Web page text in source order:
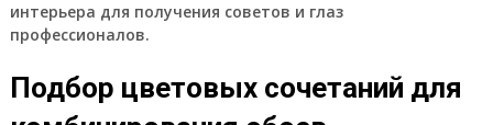
интерьера для получения советов и глаз
профессионалов.
Подбор цветовых сочетаний для